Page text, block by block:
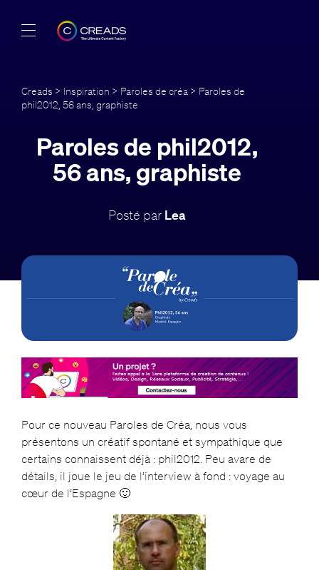
Offres
À propos
Guide
Creads > Inspiration > Paroles de créa> Paroles de
phil2012, 56 ans, graphiste
Paroles de phil2012,
56 ans, graphiste
Posté par Lea
Pour ce nouveau Paroles de Créa, nous vous
présentons un créatif spontané et sympathique que
certains connaissent déjà : phil2012. Peu avare de
détails, il joue le jeu de l’interview à fond : voyage au
cœur de l’Espagne 🙂